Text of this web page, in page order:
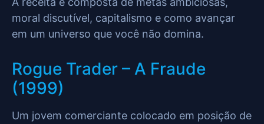
moral discutível, capitalismo e como avançar
em um universo que você não domina.
Rogue Trader – A Fraude
(1999)
Um jovem comerciante colocado em posição de